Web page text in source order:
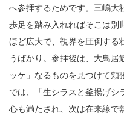
へ参拝するためです。三嶋大
歩足を踏み入れればそこは別
ほど広大で、視界を圧倒する
うばかり。参拝後は、大鳥居
ッケ」なるものを見つけて頬
では、「生シラスと釜揚げシ
心も満たされ、次は在来線で